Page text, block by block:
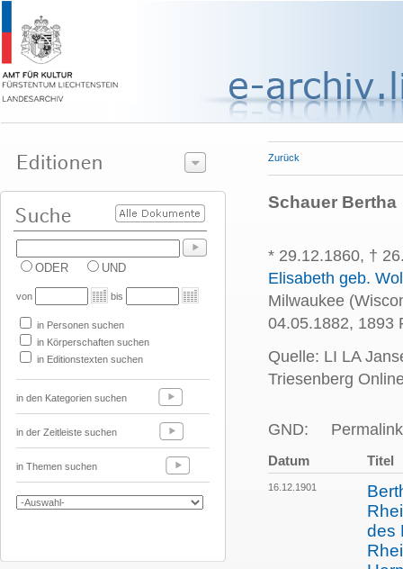
ODER UND
von bis
in Personen suchen
in Körperschaften suchen
in Editionstexten suchen
in den Kategorien suchen
in der Zeitleiste suchen
in Themen suchen
Zurück
Schauer Bertha
* 29.12.1860, †
Elisabeth geb.
Milwaukee
04.05.1882, 1893
Quelle: LI LA
Triesenberg
GND:
Datum Titel
16.12.1901
des